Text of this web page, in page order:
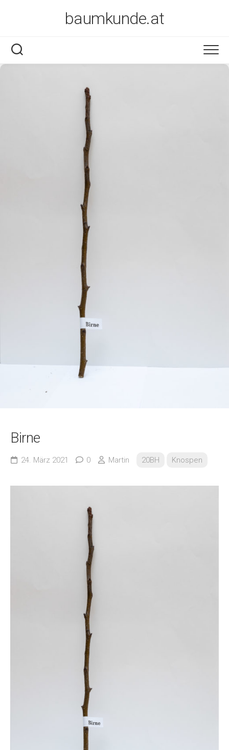
baumkunde.at
Birne
24. März 2021 0 Martin 20BH Knospen